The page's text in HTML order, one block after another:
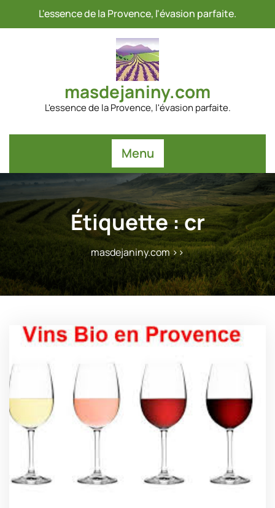
L'essence de la Provence, l'évasion parfaite.
masdejaniny.com
L'essence de la Provence, l'évasion parfaite.
Menu
Étiquette :cr
masdejaniny.com>>